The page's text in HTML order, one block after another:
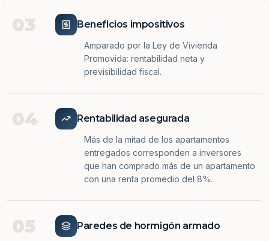
03 Beneficios impositivos
Amparado por la Ley de Vivienda
Promovida: rentabilidad neta y
previsibilidad fiscal.
04 Rentabilidad asegurada
Más de la mitad de los apartamentos
entregados corresponden a inversores
que han comprado más de un apartamento
con una renta promedio del 8%.
05 Paredes de hormigón armado